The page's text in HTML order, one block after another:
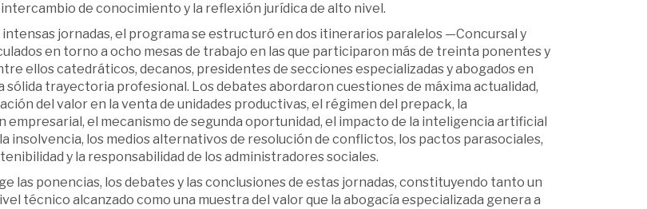
de conocimiento y la reflexión jurídica de alto nivel.
intensas jornadas, el programa se estructuró en dos itinerarios paralelos —Concursal y
en torno a ocho mesas de trabajo en las que participaron más de treinta ponentes y
ellos catedráticos, decanos, presidentes de secciones especializadas y abogados en
sólida trayectoria profesional. Los debates abordaron cuestiones de máxima actualidad,
del valor en la venta de unidades productivas, el régimen del prepack, la
el mecanismo de segunda oportunidad, el impacto de la inteligencia artificial
insolvencia, los medios alternativos de resolución de conflictos, los pactos parasociales,
y la responsabilidad de los administradores sociales.
las ponencias, los debates y las conclusiones de estas jornadas, constituyendo tanto un
técnico alcanzado como una muestra del valor que la abogacía especializada genera a